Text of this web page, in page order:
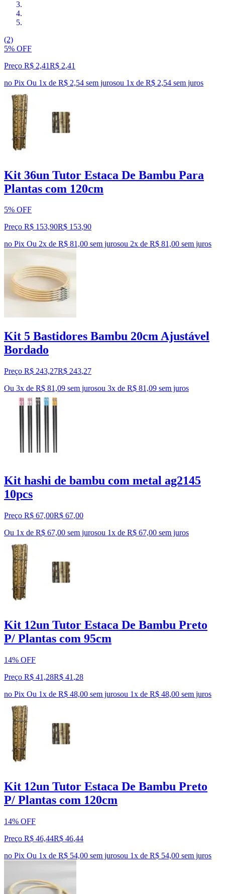
(2)
5% OFF
Preço R$ 2,41R$ 2,41
no Pix Ou 1x de R$ 2,54 sem jurosou 1x de R$ 2,54 sem juros
Kit 36un Tutor Estaca De Bambu Para
Plantas com 120cm
5% OFF
Preço R$ 153,90R$ 153,90
no Pix Ou 2x de R$ 81,00 sem jurosou 2x de R$ 81,00 sem juros
Kit 5 Bastidores Bambu 20cm Ajustável
Bordado
Preço R$ 243,27R$ 243,27
Ou 3x de R$ 81,09 sem jurosou 3x de R$ 81,09 sem juros
Kit hashi de bambu com metal ag2145
10pcs
Preço R$ 67,00R$ 67,00
Ou 1x de R$ 67,00 sem jurosou 1x de R$ 67,00 sem juros
Kit 12un Tutor Estaca De Bambu Preto
P/ Plantas com 95cm
14% OFF
Preço R$ 41,28R$ 41 ,28
no Pix Ou 1x de R$ 48,00 sem jurosou 1x de R$ 48,00 sem juros
Kit 12un Tutor Estaca De Bambu Preto
P/ Plantas com 120cm
14% OFF
Preço R$ 46,44R$ 46,44
no Pix Ou 1x de R$ 54,00 sem jurosou 1x de R$ 54,00 sem juros